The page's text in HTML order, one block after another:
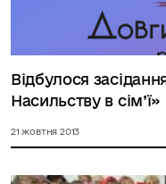
Відбулося
Насильству в сім’ї»
21 жовтня 2013